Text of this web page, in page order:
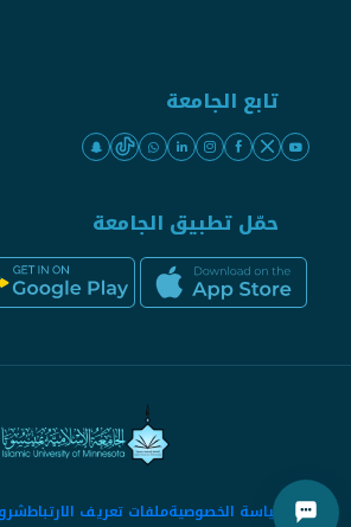
تابع الجامعة
حمّل تطبيق الجامعة
سياسة الخصوصيةملفات تعريف الارتباط